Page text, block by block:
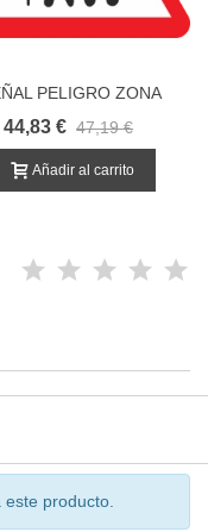
PELIGRO ZONA
PERSONAS MAYORES
44,83 € 47,19 €
Añadir al carrito
producto.